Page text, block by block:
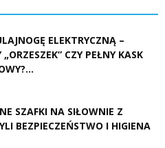
ELEKTRYCZNĄ –
„ORZESZEK” CZY PEŁNY KASK
SZAFKI NA SIŁOWNIE Z
BEZPIECZEŃSTWO I HIGIENA